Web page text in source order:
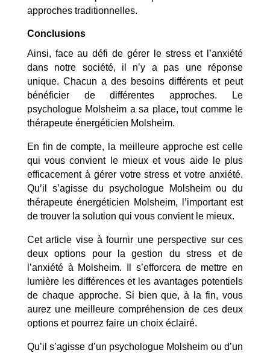
approches traditionnelles.
Conclusions
Ainsi, face au défi de gérer le stress et l’anxiété
dans notre société, il n’y a pas une réponse
unique. Chacun a des besoins différents et peut
bénéficier de différentes approches. Le
psychologue Molsheim a sa place, tout comme le
thérapeute énergéticien Molsheim.
En fin de compte, la meilleure approche est celle
qui vous convient le mieux et vous aide le plus
efficacement à gérer votre stress et votre anxiété.
Qu’il s’agisse du psychologue Molsheim ou du
thérapeute énergéticien Molsheim, l’important est
de trouver la solution qui vous convient le mieux.
Cet article vise à fournir une perspective sur ces
deux options pour la gestion du stress et de
l’anxiété à Molsheim. Il s’efforcera de mettre en
lumière les différences et les avantages potentiels
de chaque approche. Si bien que, à la fin, vous
aurez une meilleure compréhension de ces deux
options et pourrez faire un choix éclairé.
Qu’il s’agisse d’un psychologue Molsheim ou d’un